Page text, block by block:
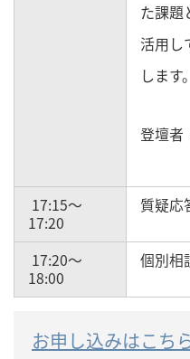
た課題
活用し
します。
登壇者
17:15～
17:20
質疑応
17:20～
18:00
個別相
お申し込みはこち